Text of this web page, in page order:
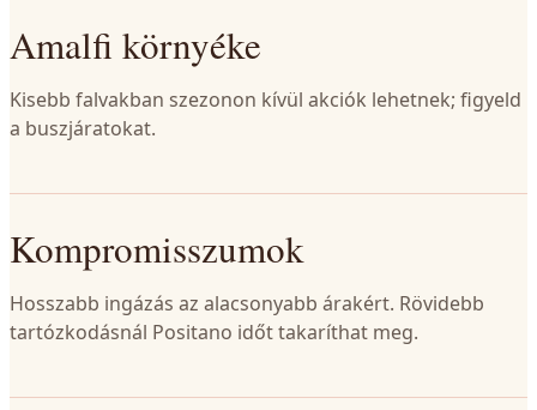
Amalfi környéke
Kisebb falvakban szezonon kívül akciók lehetnek; figyeld
a buszjáratokat.
Kompromisszumok
Hosszabb ingázás az alacsonyabb árakért. Rövidebb
tartózkodásnál Positano időt takaríthat meg.